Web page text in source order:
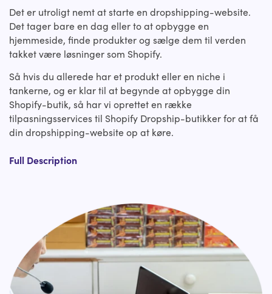
Det er utroligt nemt at starte en dropshipping-website.
Det tager bare en dag eller to at opbygge en
hjemmeside, finde produkter og sælge dem til verden
takket være løsninger som Shopify.
Så hvis du allerede har et produkt eller en niche i
tankerne, og er klar til at begynde at opbygge din
Shopify-butik, så har vi oprettet en række
tilpasningsservices til Shopify Dropship-butikker for at få
din dropshipping-website op at køre.
Tjek de skræddersyede Shopify Dropship-
butikstilpasningsservices, og hvis du ikke finder det, du
Full Description